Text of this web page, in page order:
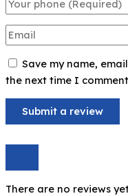
Save my name,
the next time I
There are no reviews